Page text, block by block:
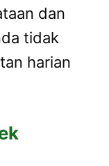
dan
tidak
harian